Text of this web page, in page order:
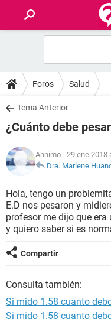
FOROS
SALUD
FAMILIA
NUTRICIÓN
BIENESTAR
SEXUALIDAD
GLOSARIO
Foros Salud
Tema Anterior
¿Cuánto debe
Annimo - 29 ene 2018
Dra. Marlene
Hola, tengo un
E.D nos pesaron y
profesor me dijo que
y quiero saber si es
Compartir
Consulta también:
Si mido 1.58 cuanto
Si mido 1.58 cuanto